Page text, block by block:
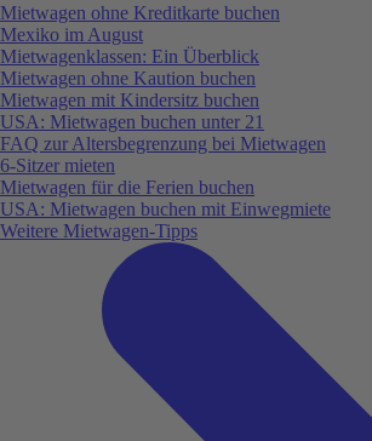
Mietwagen ohne Kreditkarte buchen
Mexiko im August
Mietwagenklassen: Ein Überblick
Mietwagen ohne Kaution buchen
Mietwagen mit Kindersitz buchen
USA: Mietwagen buchen unter 21
FAQ zur Altersbegrenzung bei Mietwagen
6-Sitzer mieten
Mietwagen für die Ferien buchen
USA: Mietwagen buchen mit Einwegmiete
Weitere Mietwagen-Tipps